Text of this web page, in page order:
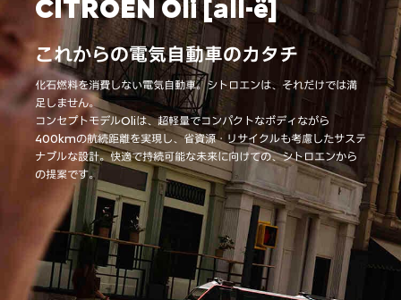
CITROËN Oli [all-ë]
これからの電気自動車のカタチ
化石燃料を消費しない電気自動車。シトロエンは、それだけでは満
足しません。
コンセプトモデルOliは、超軽量でコンパクトなボディながら
400kmの航続距離を実現し、省資源・リサイクルも考慮したサステ
ナブルな設計。快適で持続可能な未来に向けての、シトロエンから
の提案です。